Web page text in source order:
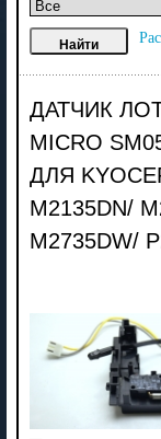
ДАТЧИК
MICRO
ДЛЯ
M2135DN/
M2735DW/